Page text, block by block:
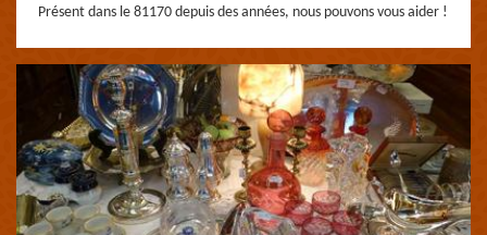
Présent dans le 81170 depuis des années, nous pouvons vous aider !